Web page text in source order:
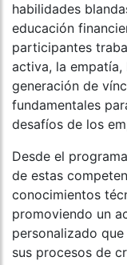
habilidades
educación
participantes
activa, la
generación de
fundamentales
desafíos de los
Desde el
de estas
conocimientos
promoviendo un
personalizado
sus procesos de